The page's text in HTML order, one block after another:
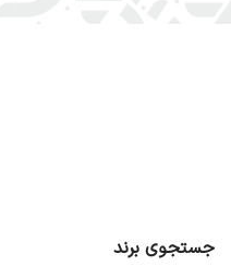
جستجوی برند